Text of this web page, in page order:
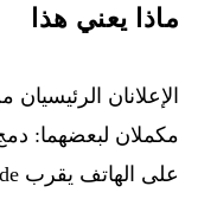
ماذا يعني هذا